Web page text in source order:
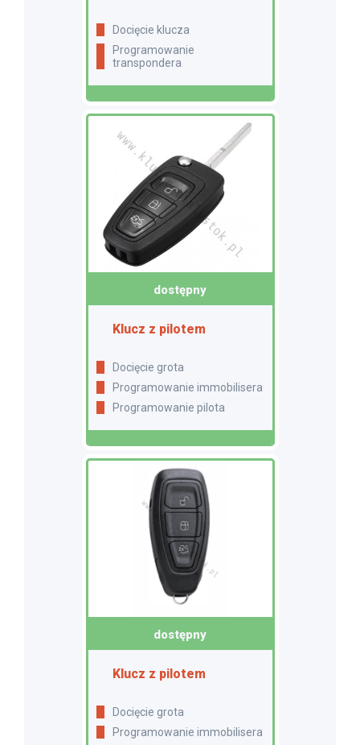
docięcie klucza
programowanie
transpondera
dostępny
Klucz z pilotem
Docięcie grota
Programowanie immobilisera
Programowanie pilota
dostępny
Klucz z pilotem
Docięcie grota
Programowanie immobilisera